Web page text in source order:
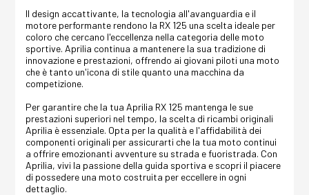
Il design accattivante, la tecnologia all'avanguardia e il
motore performante rendono la RX 125 una scelta ideale per
coloro che cercano l'eccellenza nella categoria delle moto
sportive. Aprilia continua a mantenere la sua tradizione di
innovazione e prestazioni, offrendo ai giovani piloti una moto
che è tanto un'icona di stile quanto una macchina da
competizione.
Per garantire che la tua Aprilia RX 125 mantenga le sue
prestazioni superiori nel tempo, la scelta di ricambi originali
Aprilia è essenziale. Opta per la qualità e l'affidabilità dei
componenti originali per assicurarti che la tua moto continui
a offrire emozionanti avventure su strada e fuoristrada. Con
Aprilia, vivi la passione della guida sportiva e scopri il piacere
di possedere una moto costruita per eccellere in ogni
dettaglio.